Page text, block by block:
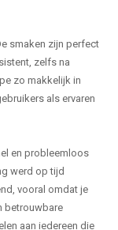
smaken zijn perfect
zelfs na
zo makkelijk in
als ervaren
en probleemloos
werd op tijd
vooral omdat je
betrouwbare
aan iedereen die